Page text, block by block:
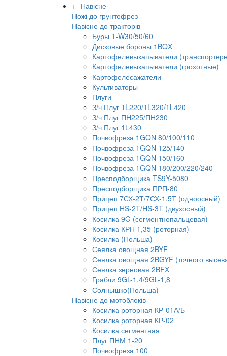
+- Навісне
Ножі до грунтофрез
Навісне до тракторів
Буры 1-W30/50/60
Дисковые бороны 1BQX
Картофелевыкапыватели
Картофелевыкапыватели (грохотные)
Картофелесажатели
Культиваторы
Плуги
З/ч Плуг 1L220/1L320/1L420
З/ч Плуг ПН225/ПН230
З/ч Плуг 1L430
Почвофреза 1GQN 80/100/110
Почвофреза 1GQN 125/140
Почвофреза 1GQN 150/160
Почвофреза 1GQN 180/200/220/240
Пресподборщика TS9Y-5080
Пресподборщика ПРП-80
Прицеп 7СХ-2Т/7СХ-1,5Т (одноосный)
Прицеп HS-2T/HS-3T (двухосный)
Косилка 9G (сегментнопальцевая)
Косилка КРН 1,35 (роторная)
Косилка (Польша)
Сеялка овощная 2BYF
Сеялка овощная 2BGYF (точного
Сеялка зерновая 2BFX
Грабли 9GL-1,4/9GL-1,8
Солнышко(Польша)
Навісне до мотоблоків
Косилка роторная КР-01А/Б
Косилка роторная КР-02
Косилка сегментная
Плуг ПНМ 1-20
Почвофреза 100